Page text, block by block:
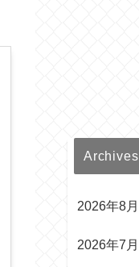
Archives
2026年8月
2026年7月